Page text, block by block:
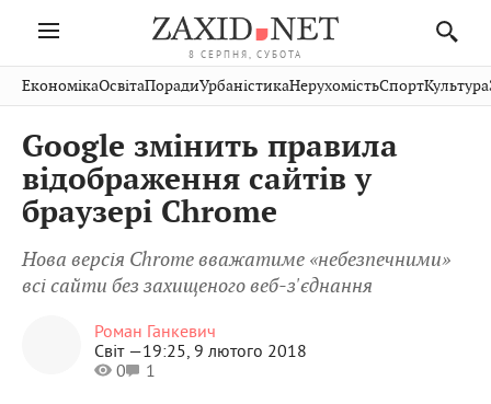
8 СЕРПНЯ, СУБОТА
Івано-
Франківськ
Тернопіль
Волинь
Закарпаття
Рівне
Шептицький
Стрий
Хмельницький
Вінниця
Публікації
Авто СловкоКультура
Кіно Дім СпортКраєзнавство
ФотоОсвітаНерухомість
ЕкономікаОсвітаПорадиУрбаністикаНерухомістьСпортКультура
Google змінить правила
відображення сайтів у
браузері Chrome
Нова версія Chrome вважатиме «небезпечними»
всі сайти без захищеного веб-з'єднання
Роман Ганкевич
Світ —19:25, 9 лютого 2018
0
1